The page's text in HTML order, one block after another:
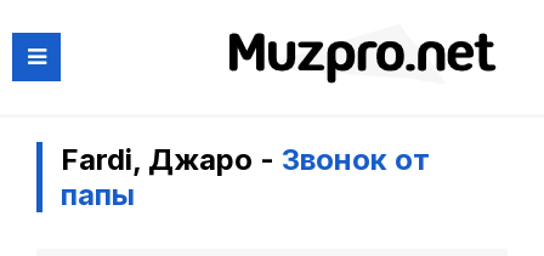
Fardi, Джаро - Звонок от
папы